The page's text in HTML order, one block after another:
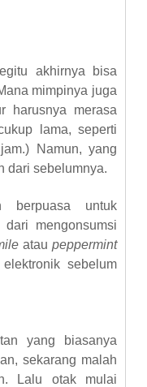
akhirnya bisa
mimpinya juga
harusnya merasa
lama, seperti
Namun, yang
dari sebelumnya.
berpuasa untuk
mengonsumsi
ataupeppermint
sebelum
yang biasanya
sekarang malah
Lalu otak mulai